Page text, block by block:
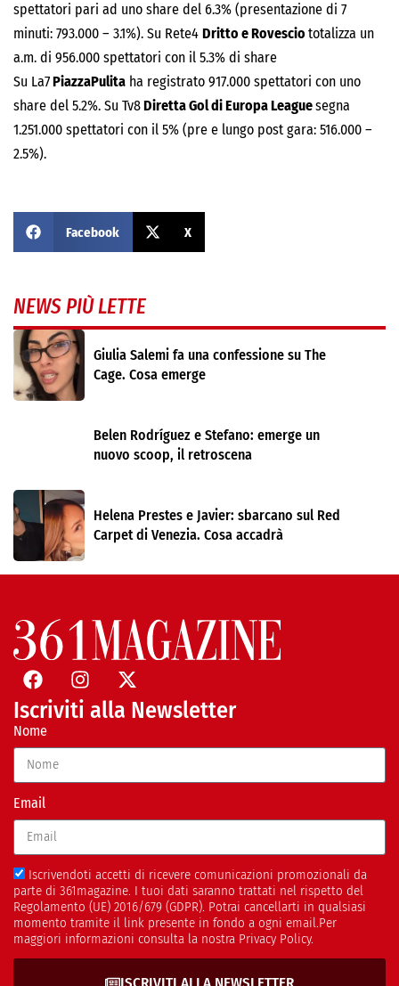
spettatori pari ad uno share del 6.3% (presentazione di 7
minuti: 793.000 – 3.1%). Su Rete4 Dritto e Rovescio totalizza un
a.m. di 956.000 spettatori con il 5.3% di share
Su La7PiazzaPulita ha registrato 917.000 spettatori con uno
share del 5.2%. Su Tv8Diretta Gol di Europa Leaguesegna
1.251.000 spettatori con il 5% (pre e lungo post gara: 516.000 –
2.5%).
Facebook X
NEWS PIÙ LETTE
Giulia Salemi fa una confessione su The
Cage. Cosa emerge
Belen Rodríguez e Stefano: emerge un
nuovo scoop, il retroscena
Helena Prestes e Javier: sbarcano sul Red
Carpet di Venezia. Cosa accadrà
Iscriviti alla Newsletter
Nome
Email
Iscrivendoti accetti di ricevere comunicazioni promozionali da
parte di 361magazine. I tuoi dati saranno trattati nel rispetto del
Regolamento (UE) 2016/679 (GDPR). Potrai cancellarti in qualsiasi
momento tramite il link presente in fondo a ogni email.Per
maggiori informazioni consulta la nostra Privacy Policy.